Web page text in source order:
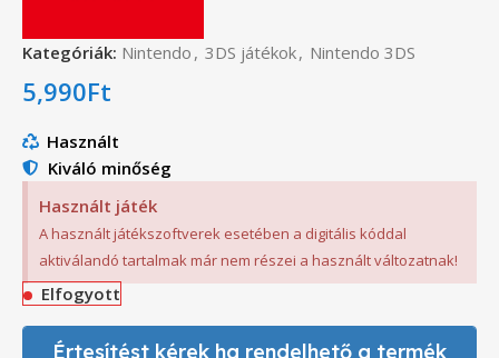
Kategóriák: Nintendo , 3DS játékok, Nintendo 3DS
5,990Ft
Használt
Kiváló minőség
Használt játék
A használt játékszoftverek esetében a digitális kóddal
aktiválandó tartalmak már nem részei a használt változatnak!
Elfogyott
Értesítést kérek ha rendelhető a termék